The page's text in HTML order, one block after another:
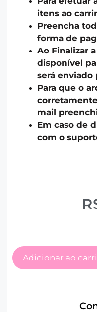
itens ao
Preencha
forma de
Ao Finalizar
disponível
será enviado
Para que o
mail
Em caso de
com o
Adicionar ao